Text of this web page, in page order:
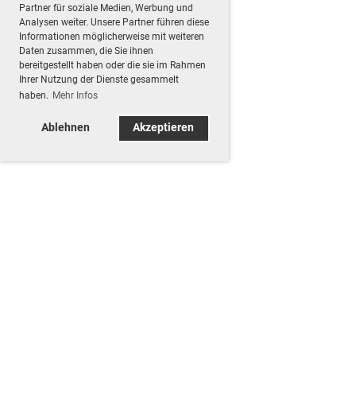
Partner für soziale Medien, Werbung und
Analysen weiter. Unsere Partner führen diese
Informationen möglicherweise mit weiteren
Daten zusammen, die Sie ihnen
bereitgestellt haben oder die sie im Rahmen
Ihrer Nutzung der Dienste gesammelt
haben. Mehr Infos
Ablehnen Akzeptieren